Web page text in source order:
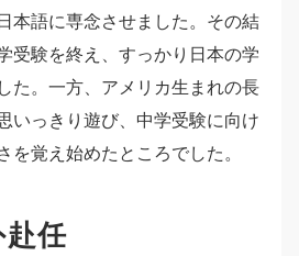
本語に専念させました。その結
受験を終え、すっかり日本の学
た。一方、アメリカ生まれの長
いっきり遊び、中学受験に向け
を覚え始めたところでした。
任